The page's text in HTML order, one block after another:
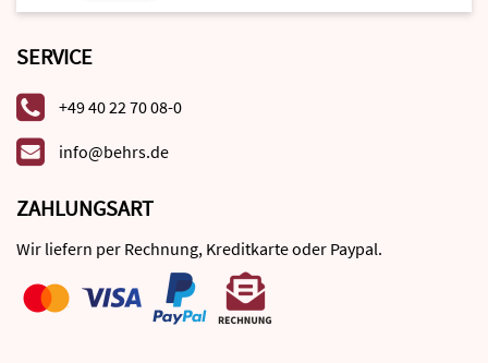
SERVICE
+49 40 22 70 08-0
info@behrs.de
ZAHLUNGSART
Wir liefern per Rechnung, Kreditkarte oder Paypal.